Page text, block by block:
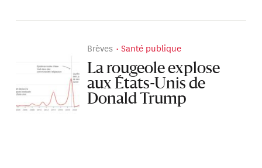
Brèves Santé publique
La rougeole explose
aux États-Unis de
Donald Trump